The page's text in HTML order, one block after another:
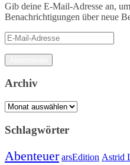
Gib deine E-Mail-Adresse an,
Benachrichtigungen über neue
E-
Mail-
Adresse
Archiv
Archiv
Schlagwörter
Abenteuer arsEdition Astrid